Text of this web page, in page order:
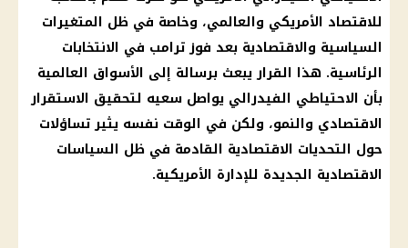
للاقتصاد الأمريكي والعالمي، وخاصة في ظل المتغيرات
السياسية والاقتصادية بعد فوز ترامب في الانتخابات
الرئاسية. هذا القراريبعث برسالة إلى الأسواق العالمية
بأن الاحتياطي الفيدرالي يواصل سعيه لتحقيق الاستقرار
الاقتصادي والنمو، ولكن في الوقت نفسه يثير تساؤلات
حول التحديات الاقتصادية القادمة في ظل السياسات
الاقتصادية الجديدة للإدارة الأمريكية.